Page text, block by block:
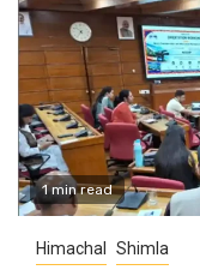
1 min read
Himachal Shimla